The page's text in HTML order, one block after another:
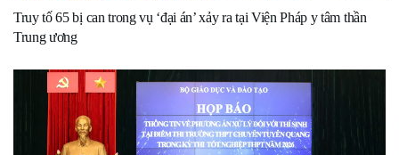
Truy tố 65 bị can trong vụ ‘đại án’ xảy ra tại Viện Pháp y tâm thần
Trung ương